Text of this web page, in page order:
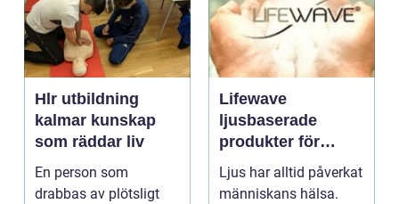
Hlr utbildning
kalmar kunskap
som räddar liv
En person som
drabbas av plötsligt
Lifewave
ljusbaserade
produkter för
hälsa och
välbefinnande
Ljus har alltid påverkat
människans hälsa.